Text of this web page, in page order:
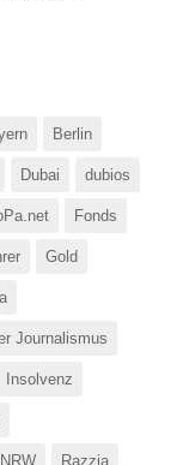
Berlin
Dubai dubios
Fonds
Gold
Journalismus
Insolvenz
NRW Razzia